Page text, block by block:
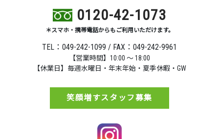
0120-42-1073
＊スマホ・携帯電話からもご利用いただけます。
TEL：049-242-1099 / FAX：049-242-9961
【営業時間】10:00 ～ 18:00
【休業日】毎週水曜日・年末年始・夏季休暇・GW
笑顔増すスタッフ募集